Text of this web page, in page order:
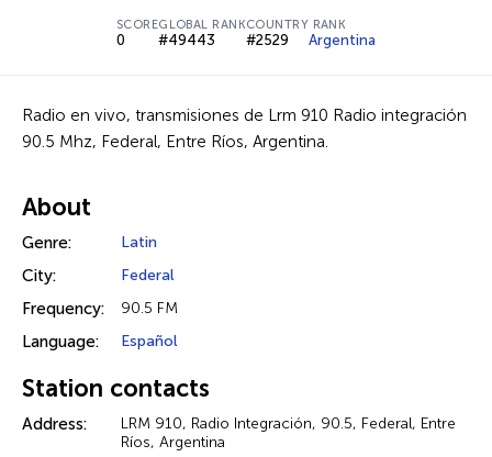
SCORE
0
GLOBAL RANK
#49443
COUNTRY RANK
#2529 Argentina
Radio en vivo, transmisiones de Lrm 910 Radio integración
90.5 Mhz, Federal, Entre Ríos, Argentina.
About
Genre: Latin
City: Federal
Frequency: 90.5 FM
Language: Español
Station contacts
Address:
LRM 910, Radio Integración, 90.5, Federal, Entre
Ríos, Argentina